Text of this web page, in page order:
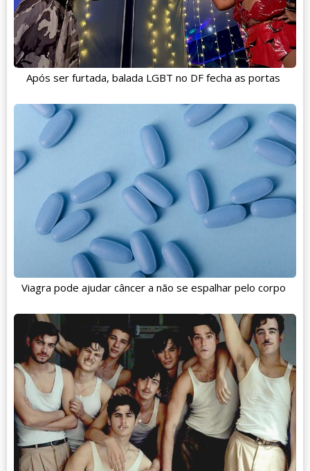
Após ser furtada, balada LGBT no DF fecha as portas
Viagra pode ajudar câncer a não se espalhar pelo corpo